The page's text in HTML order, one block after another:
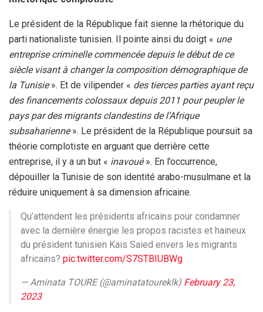
Le président de la République fait sienne la rhétorique du
parti nationaliste tunisien. Il pointe ainsi du doigt « une
entreprise criminelle commencée depuis le début de ce
siècle visant à changer la composition démographique de
la Tunisie». Et de vilipender « des tierces parties ayant reçu
des financements colossaux depuis 2011 pour peupler le
pays par des migrants clandestins de l’Afrique
subsaharienne». Le président de la République poursuit sa
théorie complotiste en arguant que derrière cette
entreprise, il y a un but « inavoué». En l’occurrence,
dépouiller la Tunisie de son identité arabo-musulmane et la
réduire uniquement à sa dimension africaine.
Qu’attendent les présidents africains pour condamner
avec la dernière énergie les propos racistes et haineux
du président tunisien Kais Saied envers les migrants
africains? pic.twitter.com/S7STBIUBWg
— Aminata TOURE (@aminatatoureklk) February 23,
2023